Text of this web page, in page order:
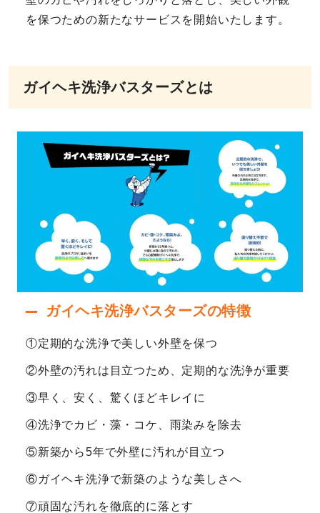
を保つための新たなサービスを開始いたします。
ガイヘキ洗浄バスターズとは
ガイヘキ洗浄バスターズの特徴
①定期的な洗浄で美しい外壁を保つ
②外壁の汚れは目立つため、定期的な洗浄が重要
③早く、安く、驚くほどキレイに
④洗浄でカビ・藻・コケ、雨染みを除去
⑤新築から5年で外壁に汚れが目立つ
⑥ガイヘキ洗浄で新築のような美しさへ
⑦頑固な汚れを徹底的に落とす